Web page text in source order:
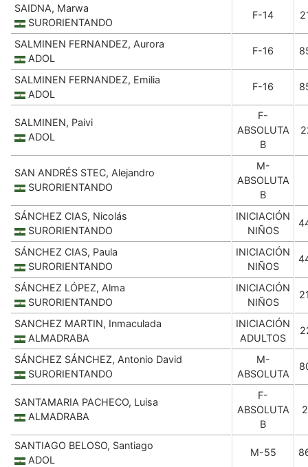
SAIDNA, Marwa
SURORIENTANDO
F-14
SALMINEN FERNANDEZ, Aurora
ADOL
F-16
SALMINEN FERNANDEZ, Emilia
ADOL
F-16
SALMINEN, Paivi
ADOL
F-
ABSOLUTA
B
SAN ANDRÉS STEC, Alejandro
SURORIENTANDO
M-
ABSOLUTA
B
SÁNCHEZ CIAS, Nicolás
SURORIENTANDO
INICIACIÓN
NIÑOS
SÁNCHEZ CIAS, Paula
SURORIENTANDO
INICIACIÓN
NIÑOS
SÁNCHEZ LÓPEZ, Alma
SURORIENTANDO
INICIACIÓN
NIÑOS
SANCHEZ MARTIN, Inmaculada
ALMADRABA
INICIACIÓN
ADULTOS
SÁNCHEZ SÁNCHEZ, Antonio David
SURORIENTANDO
M-
ABSOLUTA
SANTAMARIA PACHECO, Luisa
ALMADRABA
F-
ABSOLUTA
B
SANTIAGO BELOSO, Santiago
ADOL
M-55